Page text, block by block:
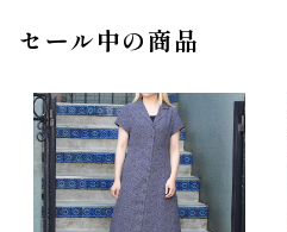
セール中の商品